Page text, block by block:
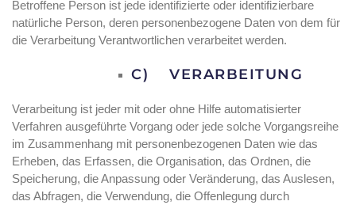
Betroffene Person ist jede identifizierte oder identifizierbare
natürliche Person, deren personenbezogene Daten von dem für
die Verarbeitung Verantwortlichen verarbeitet werden.
C) VERARBEITUNG
Verarbeitung ist jeder mit oder ohne Hilfe automatisierter
Verfahren ausgeführte Vorgang oder jede solche Vorgangsreihe
im Zusammenhang mit personenbezogenen Daten wie das
Erheben, das Erfassen, die Organisation, das Ordnen, die
Speicherung, die Anpassung oder Veränderung, das Auslesen,
das Abfragen, die Verwendung, die Offenlegung durch